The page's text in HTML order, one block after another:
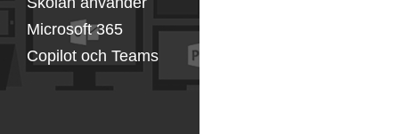
Microsoft 365
Copilot och Teams